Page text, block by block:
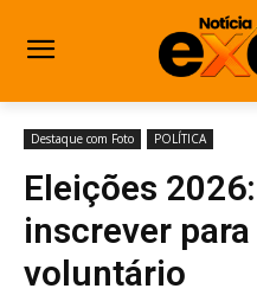
Destaque com Foto POLÍTICA
Eleições
inscrever
voluntário